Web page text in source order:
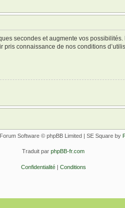
secondes et augmente vos
connaissance de nos conditions
Software © phpBB Limited | SE Square by
Traduit par phpBB-fr.com
Confidentialité| Conditions